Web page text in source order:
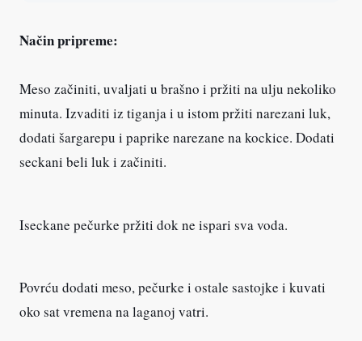
Način pripreme:
Meso začiniti, uvaljati u brašno i pržiti na ulju nekoliko
minuta. Izvaditi iz tiganja i u istom pržiti narezani luk,
dodati šargarepu i paprike narezane na kockice. Dodati
seckani beli luk i začiniti.
Iseckane pečurke pržiti dok ne ispari sva voda.
Povrću dodati meso, pečurke i ostale sastojke i kuvati
oko sat vremena na laganoj vatri.